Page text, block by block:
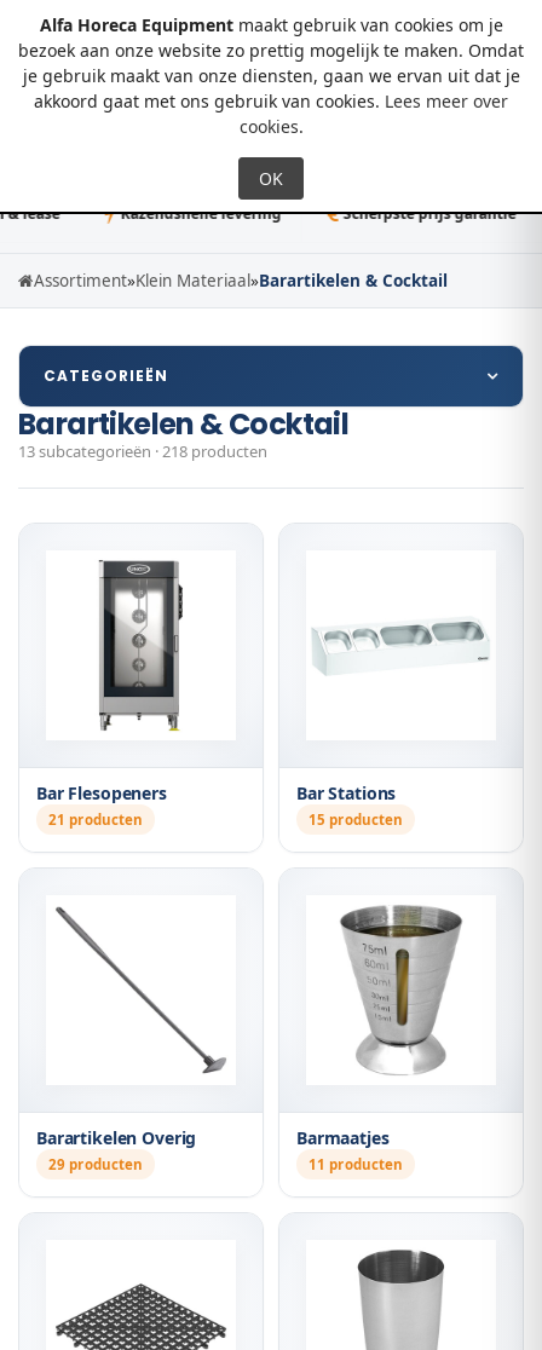
Alfa Horeca Equipmentmaakt gebruik van cookies om je
bezoek aan onze website zo prettig mogelijk te maken. Omdat
je gebruik maakt van onze diensten, gaan we ervan uit dat je
akkoord gaat met ons gebruik van cookies. Lees meer over
cookies.
0
Razendsnelle levering Scherpste prijs garantie
Assortiment»Klein Materiaal»Barartikelen & Cocktail
CATEGORIEËN
Barartikelen & Cocktail
13 subcategorieën · 218 producten
Bar Flesopeners
21 producten
Bar Stations
15 producten
Barartikelen Overig
29 producten
Barmaatjes
11 producten